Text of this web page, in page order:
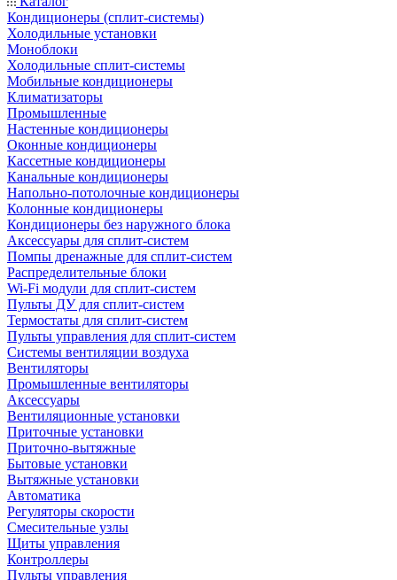
Кондиционеры (сплит-системы)
Холодильные установки
Моноблоки
Холодильные сплит-системы
Мобильные кондиционеры
Климатизаторы
Промышленные
Настенные кондиционеры
Оконные кондиционеры
Кассетные кондиционеры
Канальные кондиционеры
Напольно-потолочные кондиционеры
Колонные кондиционеры
Кондиционеры без наружного блока
Аксессуары для сплит-систем
Помпы дренажные для сплит-систем
Распределительные блоки
Wi-Fi модули для сплит-систем
Пульты ДУ для сплит-систем
Термостаты для сплит-систем
Пульты управления для сплит-систем
Системы вентиляции воздуха
Вентиляторы
Промышленные вентиляторы
Аксессуары
Вентиляционные установки
Приточные установки
Приточно-вытяжные
Бытовые установки
Вытяжные установки
Автоматика
Регуляторы скорости
Смесительные узлы
Щиты управления
Контроллеры
Пульты управления